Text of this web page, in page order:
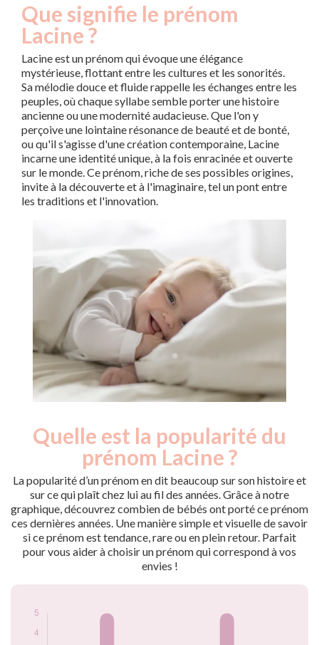
Que signifie le prénom
Lacine ?
Lacine est un prénom qui évoque une élégance
mystérieuse, flottant entre les cultures et les sonorités.
Sa mélodie douce et fluide rappelle les échanges entre les
peuples, où chaque syllabe semble porter une histoire
ancienne ou une modernité audacieuse. Que l'on y
perçoive une lointaine résonance de beauté et de bonté,
ou qu'il s'agisse d'une création contemporaine, Lacine
incarne une identité unique, à la fois enracinée et ouverte
sur le monde. Ce prénom, riche de ses possibles origines,
invite à la découverte et à l'imaginaire, tel un pont entre
les traditions et l'innovation.
Quelle est la popularité du
prénom Lacine ?
La popularité d’un prénom en dit beaucoup sur son histoire et
sur ce qui plaît chez lui au fil des années. Grâce à notre
graphique, découvrez combien de bébés ont porté ce prénom
ces dernières années. Une manière simple et visuelle de savoir
si ce prénom est tendance, rare ou en plein retour. Parfait
pour vous aider à choisir un prénom qui correspond à vos
envies !
Popularité du
prénom Lacine par
année
Année
Nouveaux-
nés
2023
5